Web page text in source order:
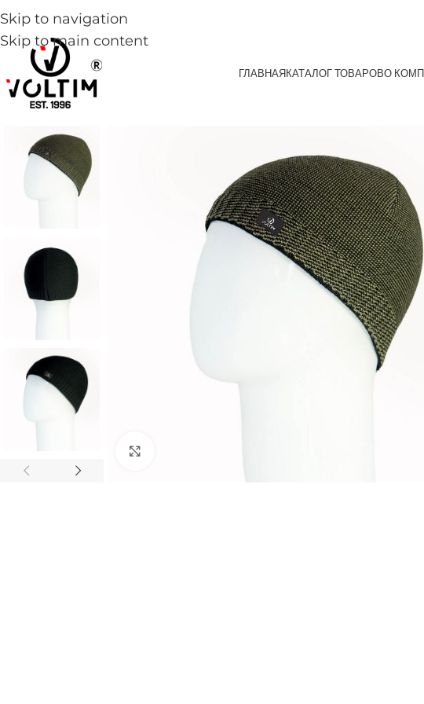
Skip to navigation
Skip to main content
ГЛАВНАЯКАТАЛОГ ТОВАРОВО